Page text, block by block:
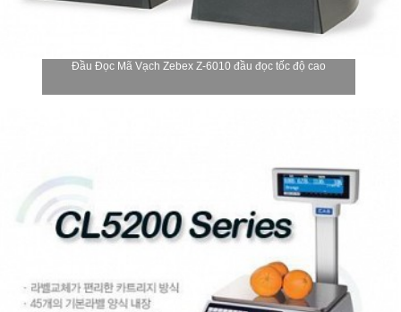
Đầu Đọc Mã Vạch Zebex Z-6010 đầu đọc tốc độ cao